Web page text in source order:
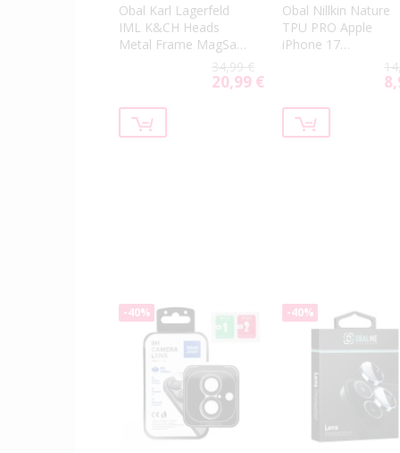
Obal Karl Lagerfeld
IML K&CH Heads
Metal Frame MagSafe
KLHMP17SHLSKCH
34,99 €
Special
20,99 €
Obal Nillkin Nature
TPU PRO Apple
iPhone 17
-40% -40%